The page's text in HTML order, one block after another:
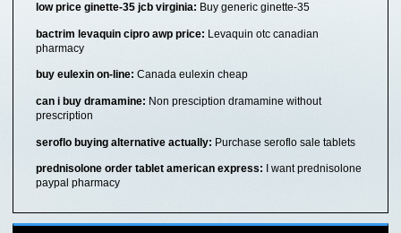
low price ginette-35 jcb virginia: Buy generic ginette-35
bactrim levaquin cipro awp price: Levaquin otc canadian
pharmacy
buy eulexin on-line: Canada eulexin cheap
can i buy dramamine: Non presciption dramamine without
prescription
seroflo buying alternative actually: Purchase seroflo sale tablets
prednisolone order tablet american express: I want prednisolone
paypal pharmacy